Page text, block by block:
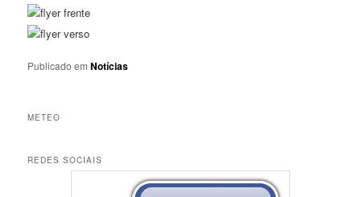
Publicado em Notícias
METEO
REDES SOCIAIS